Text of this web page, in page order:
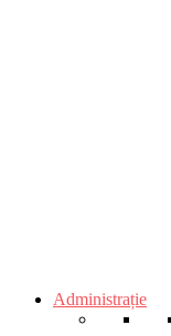
Administrație